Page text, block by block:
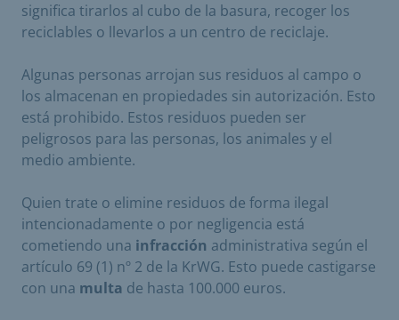
significa tirarlos al cubo de la basura, recoger los
reciclables o llevarlos a un centro de reciclaje.
Algunas personas arrojan sus residuos al campo o
los almacenan en propiedades sin autorización. Esto
está prohibido. Estos residuos pueden ser
peligrosos para las personas, los animales y el
medio ambiente.
Quien trate o elimine residuos de forma ilegal
intencionadamente o por negligencia está
cometiendo una infracción administrativa según el
artículo 69 (1) nº 2 de la KrWG. Esto puede castigarse
con una multa de hasta 100.000 euros.